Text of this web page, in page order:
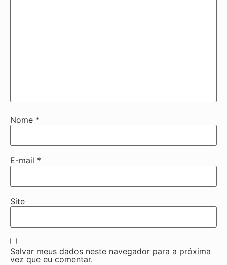
Nome *
E-mail *
Site
Salvar meus dados neste navegador para a próxima
vez que eu comentar.